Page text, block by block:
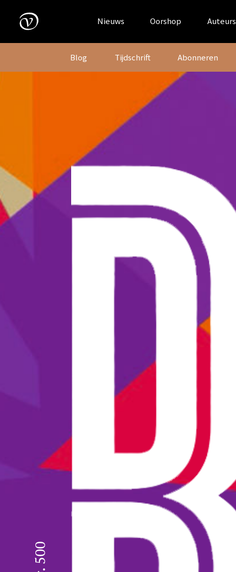
content
Nieuws Oorshop Auteurs
Blog Tijdschrift Abonneren